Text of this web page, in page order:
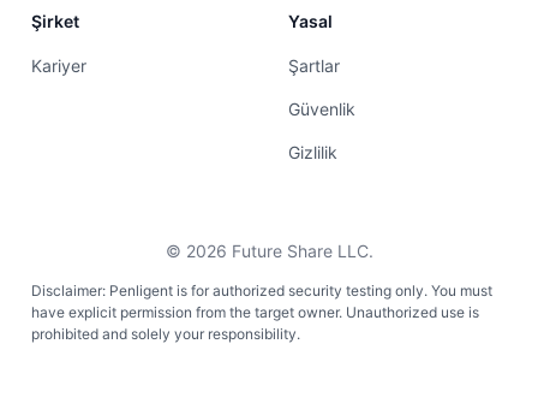
Şirket
Kariyer
Yasal
Şartlar
Güvenlik
Gizlilik
© 2026 Future Share LLC.
Disclaimer: Penligent is for authorized security testing only. You must
have explicit permission from the target owner. Unauthorized use is
prohibited and solely your responsibility.